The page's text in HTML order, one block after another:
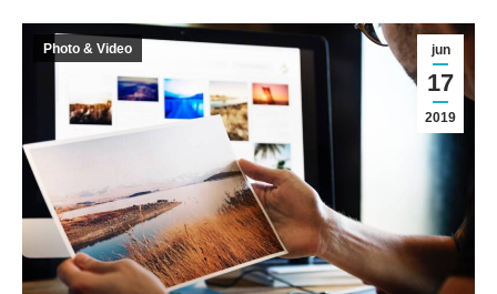
jun
17
2019
Photo & Video